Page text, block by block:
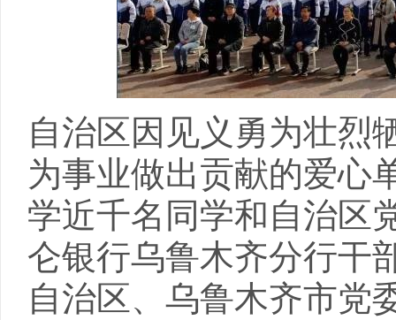
自治区因见义勇为壮烈
为事业做出贡献的爱心
学近千名同学和自治区
仑银行乌鲁木齐分行干
自治区、乌鲁木齐市党